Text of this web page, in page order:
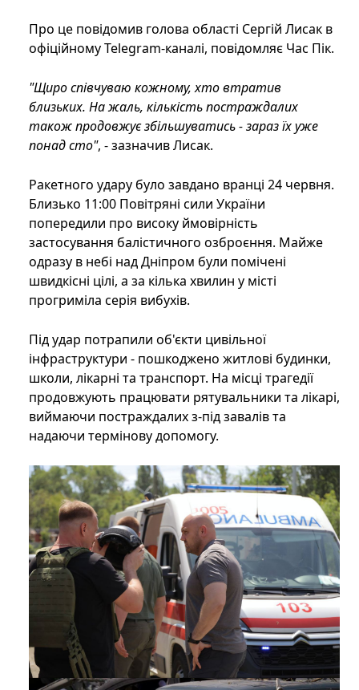
Про це повідомив голова області Сергій Лисак в
офіційному Telegram-каналі, повідомляє Час Пік.
"Щиро співчуваю кожному, хто втратив
близьких. На жаль, кількість постраждалих
також продовжує збільшуватись - зараз їх уже
понад сто", - зазначив Лисак.
Ракетного удару було завдано вранці 24 червня.
Близько 11:00 Повітряні сили України
попередили про високу ймовірність
застосування балістичного озброєння. Майже
одразу в небі над Дніпром були помічені
швидкісні цілі, а за кілька хвилин у місті
прогриміла серія вибухів.
Під удар потрапили об'єкти цивільної
інфраструктури - пошкоджено житлові будинки,
школи, лікарні та транспорт. На місці трагедії
продовжують працювати рятувальники та лікарі,
виймаючи постраждалих з-під завалів та
надаючи термінову допомогу.